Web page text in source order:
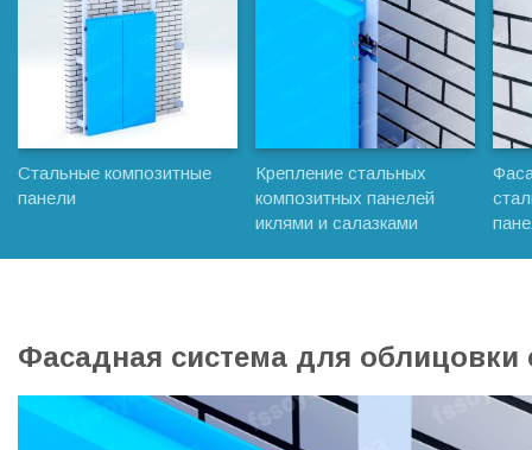
Стальные композитные
панели
Крепление стальных
композитных панелей
иклями и салазками
Фасадная система для